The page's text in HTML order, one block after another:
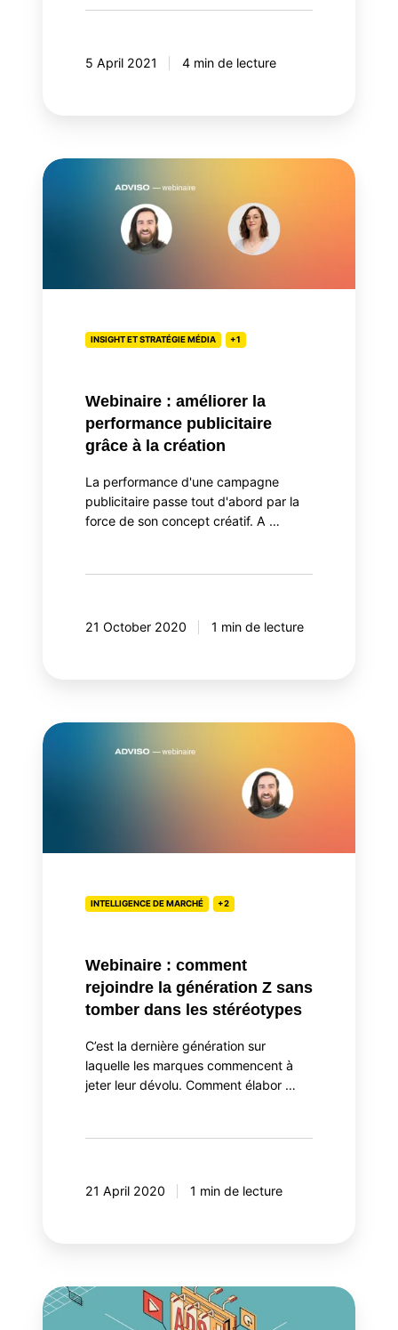
5 April 2021 4 min de lecture
Webinaire
INSIGHT ET STRATÉGIE MÉDIA +1
Webinaire : améliorer la
performance publicitaire
grâce à la création
La performance d'une campagne
publicitaire passe tout d'abord par la
force de son concept créatif. A …
21 October 2020 1 min de lecture
Webinaire
tomber
stéréotypes
INTELLIGENCE DE MARCHÉ +2
Webinaire : comment
rejoindre la génération Z sans
tomber dans les stéréotypes
C’est la dernière génération sur
laquelle les marques commencent à
jeter leur dévolu. Comment élabor …
21 April 2020 1 min de lecture
Achat
programmatique: